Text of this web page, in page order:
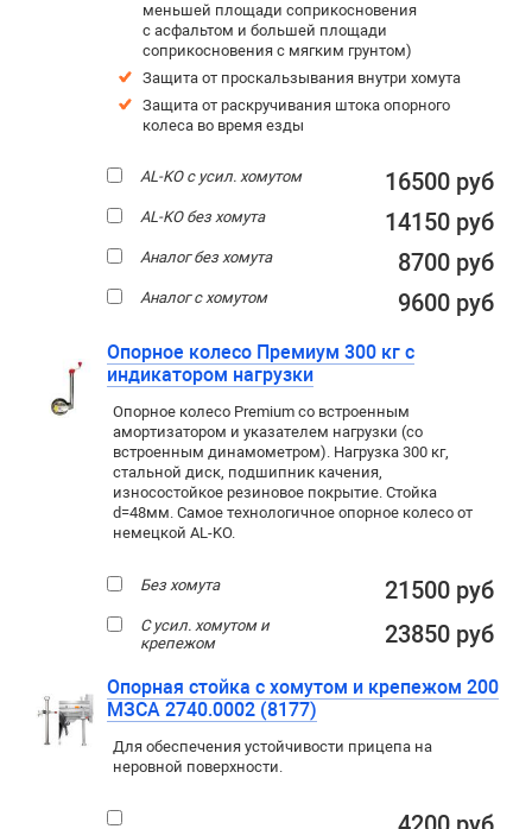
меньшей площади соприкосновения
с асфальтом и большей площади
соприкосновения с мягким грунтом)
Защита от проскальзывания внутри хомута
Защита от раскручивания штока опорного
колеса во время езды
AL-KO с усил. хомутом 16500 руб
AL-KO без хомута 14150 руб
Аналог без хомута 8700 руб
Аналог с хомутом 9600 руб
Опорное колесо Премиум 300 кг с
индикатором нагрузки
Опорное колесо Premium со встроенным
амортизатором и указателем нагрузки (со
встроенным динамометром). Нагрузка 300 кг,
стальной диск, подшипник качения,
износостойкое резиновое покрытие. Стойка
d=48мм. Самое технологичное опорное колесо от
немецкой AL-KO.
Без хомута 21500 руб
С усил. хомутом и
крепежом
23850 руб
Опорная стойка с хомутом и крепежом 200
МЗСА 2740.0002 (8177)
Для обеспечения устойчивости прицепа на
неровной поверхности.